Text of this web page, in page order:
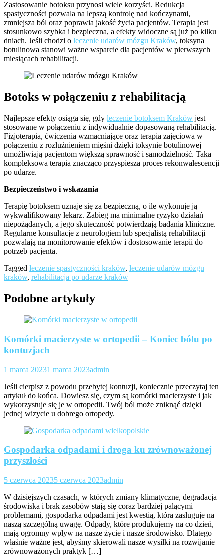
Zastosowanie botoksu przynosi wiele korzyści. Redukcja
spastyczności pozwala na lepszą kontrolę nad kończynami,
zmniejsza ból oraz poprawia jakość życia pacjentów. Terapia jest
stosunkowo szybka i bezpieczna, a efekty widoczne są już po kilku
dniach. Jeśli chodzi o leczenie udarów mózgu Kraków, toksyna
botulinowa stanowi ważne wsparcie dla pacjentów w pierwszych
miesiącach rehabilitacji.
Botoks w połączeniu z rehabilitacją
Najlepsze efekty osiąga się, gdy leczenie botoksem Kraków jest
stosowane w połączeniu z indywidualnie dopasowaną rehabilitacją.
Fizjoterapia, ćwiczenia wzmacniające oraz terapia zajęciowa w
połączeniu z rozluźnieniem mięśni dzięki toksynie botulinowej
umożliwiają pacjentom większą sprawność i samodzielność. Taka
kompleksowa terapia znacząco przyspiesza proces rekonwalescencji
po udarze.
Bezpieczeństwo i wskazania
Terapię botoksem uznaje się za bezpieczną, o ile wykonuje ją
wykwalifikowany lekarz. Zabieg ma minimalne ryzyko działań
niepożądanych, a jego skuteczność potwierdzają badania kliniczne.
Regularne konsultacje z neurologiem lub specjalistą rehabilitacji
pozwalają na monitorowanie efektów i dostosowanie terapii do
potrzeb pacjenta.
Tagged leczenie spastyczności kraków, leczenie udarów mózgu
kraków, rehabilitacja po udarze kraków
Podobne artykuły
Komórki macierzyste w ortopedii – Koniec bólu po
kontuzjach
1 marca 20231 marca 2023admin
Jeśli cierpisz z powodu przebytej kontuzji, koniecznie przeczytaj ten
artykuł do końca. Dowiesz się, czym są komórki macierzyste i jak
wykorzystuje się je w ortopedii. Twój ból może zniknąć dzięki
jednej wizycie u dobrego ortopedy.
Gospodarka odpadami i droga ku zrównoważonej
przyszłości
5 czerwca 20235 czerwca 2023admin
W dzisiejszych czasach, w których zmiany klimatyczne, degradacja
środowiska i brak zasobów stają się coraz bardziej palącymi
problemami, gospodarka odpadami jest kwestią, która zasługuje na
naszą szczególną uwagę. Odpady, które produkujemy na co dzień,
mają ogromny wpływ na nasze życie i nasze środowisko. Dlatego
właśnie ważne jest, abyśmy skierowali nasze wysiłki na rozwijanie
zrównoważonych praktyk […]